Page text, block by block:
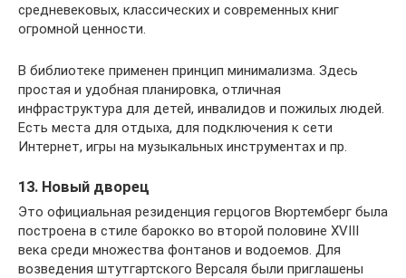
средневековых, классических и современных книг
огромной ценности.
В библиотеке применен принцип минимализма. Здесь
простая и удобная планировка, отличная
инфраструктура для детей, инвалидов и пожилых людей.
Есть места для отдыха, для подключения к сети
Интернет, игры на музыкальных инструментах и пр.
13. Новый дворец
Это официальная резиденция герцогов Вюртемберг была
построена в стиле барокко во второй половине XVIII
века среди множества фонтанов и водоемов. Для
возведения штутгартского Версаля были приглашены